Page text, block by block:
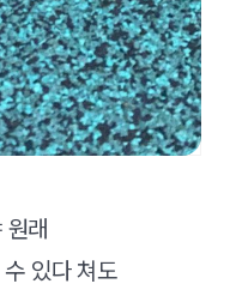
원래
있다 쳐도